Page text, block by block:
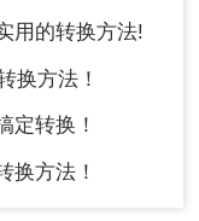
用的转换方法!
换方法！
定转换！
换方法！